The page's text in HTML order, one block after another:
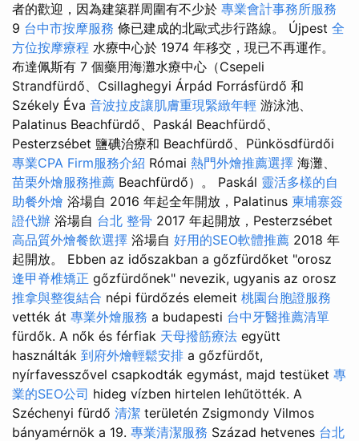
者的歡迎，因為建築群周圍有不少於 專業會計事務所服務
9 台中市按摩服務 條已建成的北歐式步行路線。 Újpest 全
方位按摩療程 水療中心於 1974 年移交，現已不再運作。
布達佩斯有 7 個藥用海灘水療中心（Csepeli
Strandfürdő、Csillaghegyi Árpád Forrásfürdő 和
Székely Éva 音波拉皮讓肌膚重現緊緻年輕 游泳池、
Palatinus Beachfürdő、Paskál Beachfürdő、
Pesterzsébet 鹽碘治療和 Beachfürdő、Pünkösdfürdői
專業CPA Firm服務介紹 Római 熱門外燴推薦選擇 海灘、
苗栗外燴服務推薦 Beachfürdő）。 Paskál 靈活多樣的自
助餐外燴 浴場自 2016 年起全年開放，Palatinus 柬埔寨簽
證代辦 浴場自 台北 整骨 2017 年起開放，Pesterzsébet
高品質外燴餐飲選擇 浴場自 好用的SEO軟體推薦 2018 年
起開放。 Ebben az időszakban a gőzfürdőket "orosz
逢甲脊椎矯正 gőzfürdőnek" nevezik, ugyanis az orosz
推拿與整復結合 népi fürdőzés elemeit 桃園台胞證服務
vették át 專業外燴服務 a budapesti 台中牙醫推薦清單
fürdők. A nők és férfiak 天母撥筋療法 együtt
használták 到府外燴輕鬆安排 a gőzfürdőt,
nyírfavesszővel csapkodták egymást, majd testüket 專
業的SEO公司 hideg vízben hirtelen lehűtötték. A
Széchenyi fürdő 清潔 területén Zsigmondy Vilmos
bányamérnök a 19. 專業清潔服務 Század hetvenes 台北